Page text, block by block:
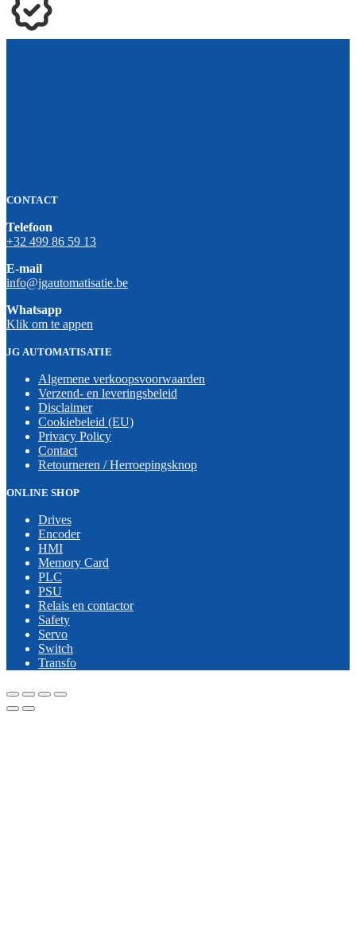
CONTACT
Telefoon
+32 499 86 59 13
E-mail
info@jgautomatisatie.be
Whatsapp
Klik om te appen
JG AUTOMATISATIE
Algemene verkoopsvoorwaarden
Verzend- en leveringsbeleid
Disclaimer
Cookiebeleid (EU)
Privacy Policy
Contact
Retourneren / Herroepingsknop
ONLINE SHOP
Drives
Encoder
HMI
Memory Card
PLC
PSU
Relais en contactor
Safety
Servo
Switch
Transfo